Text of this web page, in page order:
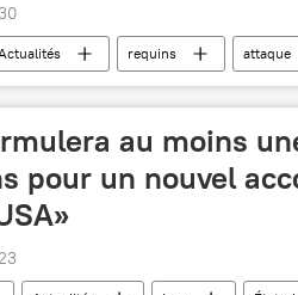
requins attaque
blessure Créatures marines
au moins
pour un nouvel